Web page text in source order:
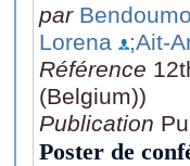
par
Lorena
;Ait-
Référence
(Belgium))
Publication
Poster de